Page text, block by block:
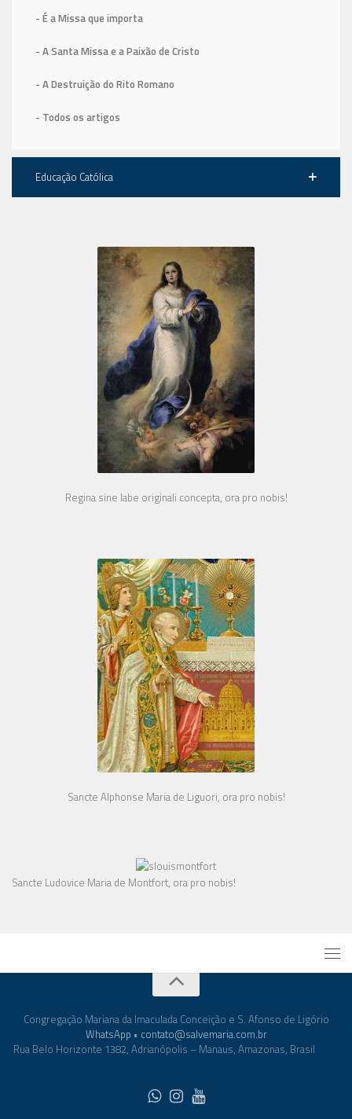
- É a Missa que importa
- A Santa Missa e a Paixão de Cristo
- A Destruição do Rito Romano
- Todos os artigos
Educação Católica
Regina sine labe originali concepta, ora pro nobis!
Sancte Alphonse Maria de Liguori, ora pro nobis!
Sancte Ludovice Maria de Montfort, ora pro nobis!
Congregação Mariana da Imaculada Conceição e S. Afonso de Ligório
WhatsApp • contato@salvemaria.com.br
Rua Belo Horizonte 1382, Adrianópolis – Manaus, Amazonas, Brasil